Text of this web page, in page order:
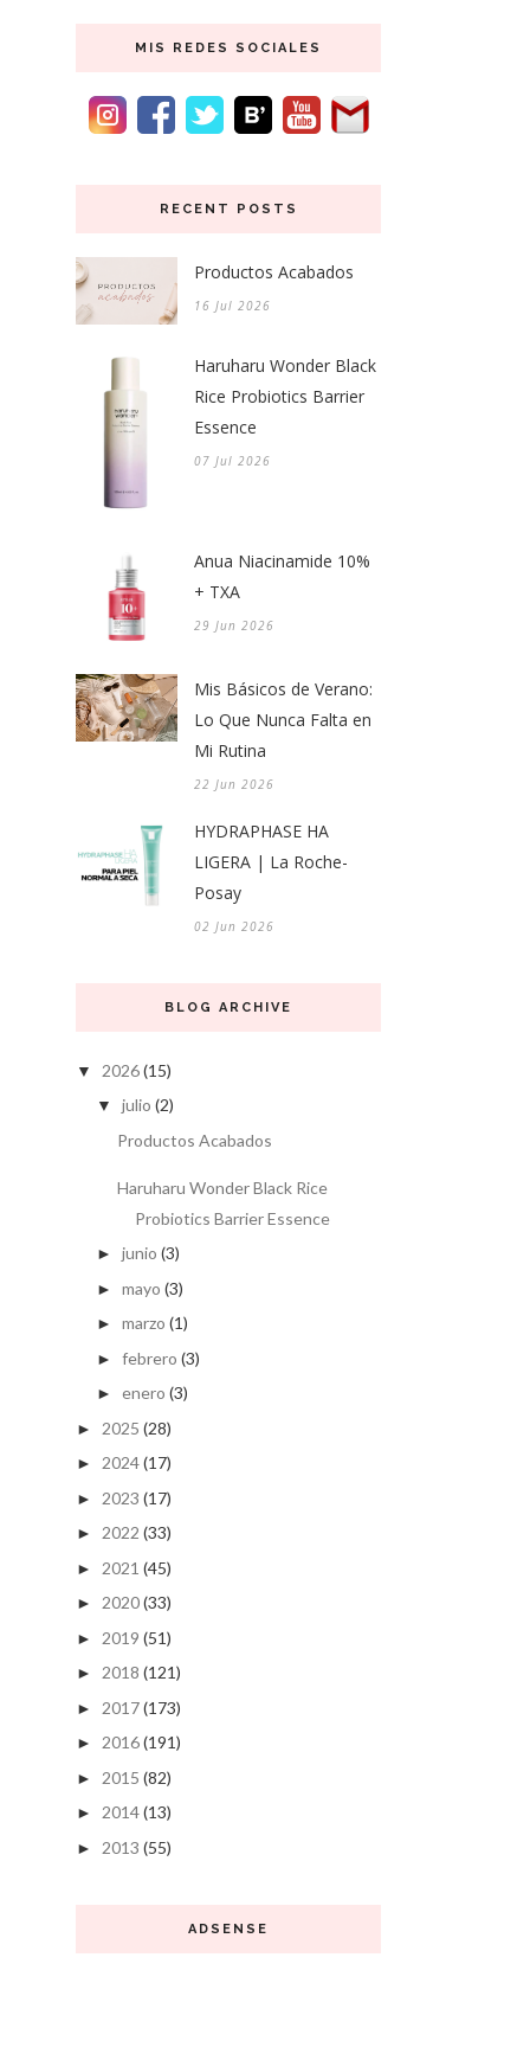
MIS REDES SOCIALES
RECENT POSTS
Productos Acabados
16 Jul 2026
Haruharu Wonder Black
Rice Probiotics Barrier
Essence
07 Jul 2026
Anua Niacinamide 10%
+ TXA
29 Jun 2026
Mis Básicos de Verano:
Lo Que Nunca Falta en
Mi Rutina
22 Jun 2026
HYDRAPHASE HA
LIGERA | La Roche-
Posay
02 Jun 2026
BLOG ARCHIVE
▼ 2026(15)
▼ julio (2)
Productos Acabados
Haruharu Wonder Black Rice
Probiotics Barrier Essence
► junio (3)
► mayo (3)
► marzo (1)
► febrero (3)
► enero (3)
► 2025 (28)
► 2024(17)
► 2023 (17)
► 2022 (33)
► 2021 (45)
► 2020(33)
► 2019 (51)
► 2018 (121)
► 2017(173)
► 2016(191)
► 2015 (82)
► 2014(13)
► 2013 (55)
ADSENSE